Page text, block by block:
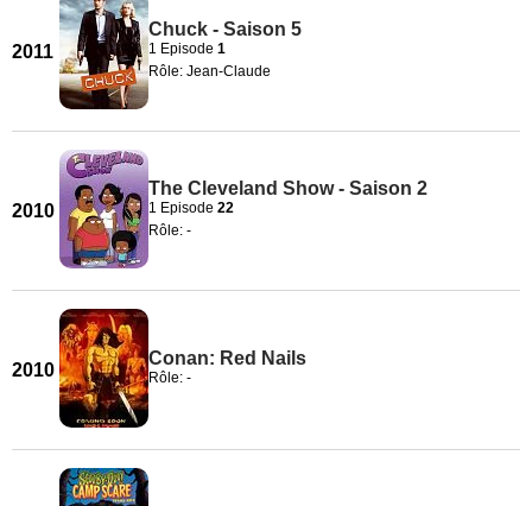
2011
Chuck - Saison 5
1 Episode 1
Rôle: Jean-Claude
2010
The Cleveland Show - Saison 2
1 Episode 22
Rôle: -
2010
Conan: Red Nails
Rôle: -